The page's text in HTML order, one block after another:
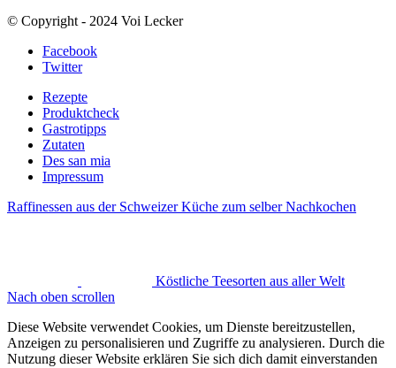
© Copyright - 2024 Voi Lecker
Facebook
Twitter
Rezepte
Produktcheck
Gastrotipps
Zutaten
Des san mia
Impressum
Raffinessen aus der Schweizer Küche zum selber Nachkochen
Köstliche Teesorten aus aller Welt
Nach oben scrollen
Diese Website verwendet Cookies, um Dienste bereitzustellen,
Anzeigen zu personalisieren und Zugriffe zu analysieren. Durch die
Nutzung dieser Website erklären Sie sich dich damit einverstanden